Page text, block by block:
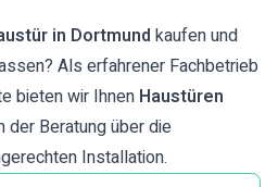
in Dortmund kaufen und
Als erfahrener Fachbetrieb
bieten wir Ihnen Haustüren
der Beratung über die
Installation.